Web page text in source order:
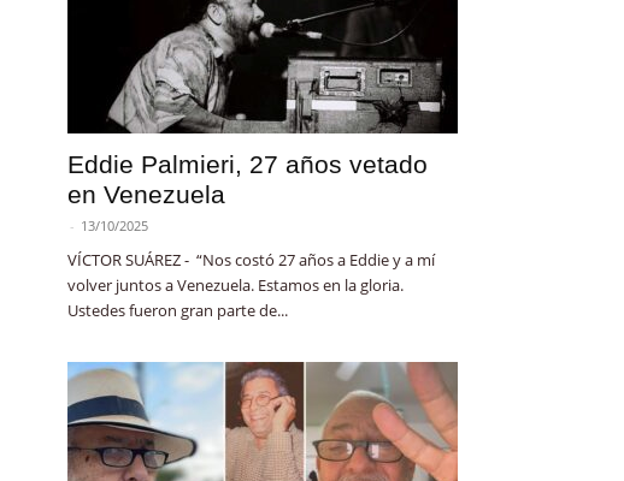
Eddie Palmieri, 27 años vetado
en Venezuela
- 13/10/2025
VÍCTOR SUÁREZ - “Nos costó 27 años a Eddie y a mí
volver juntos a Venezuela. Estamos en la gloria.
Ustedes fueron gran parte de...